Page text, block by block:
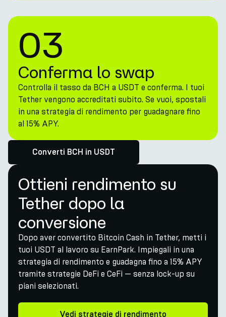
03
Conferma lo swap
Controlla il tasso da BCH a USDT e conferma. I tuoi
Tether vengono accreditati subito. Se vuoi, spostali
in una strategia di rendimento per guadagnare fino
al 15% APY.
Converti BCH in USDT
Ottieni rendimento su
Tether dopo la
conversione
Dopo aver convertito Bitcoin Cash in Tether, metti i
tuoi USDT al lavoro su EarnPark. Impiegali in una
strategia di rendimento e guadagna fino a 15% APY
tramite strategie DeFi e CeFi — senza lock-up su
piani selezionati.
Vedi strategie di rendimento